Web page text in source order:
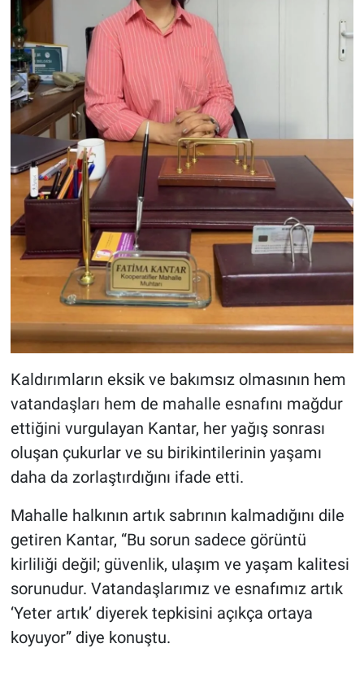
Kaldırımların eksik ve bakımsız olmasının hem
vatandaşları hem de mahalle esnafını mağdur
ettiğini vurgulayan Kantar, her yağış sonrası
oluşan çukurlar ve su birikintilerinin yaşamı
daha da zorlaştırdığını ifade etti.
Mahalle halkının artık sabrının kalmadığını dile
getiren Kantar, “Bu sorun sadece görüntü
kirliliği değil; güvenlik, ulaşım ve yaşam kalitesi
sorunudur. Vatandaşlarımız ve esnafımız artık
‘Yeter artık’ diyerek tepkisini açıkça ortaya
koyuyor” diye konuştu.